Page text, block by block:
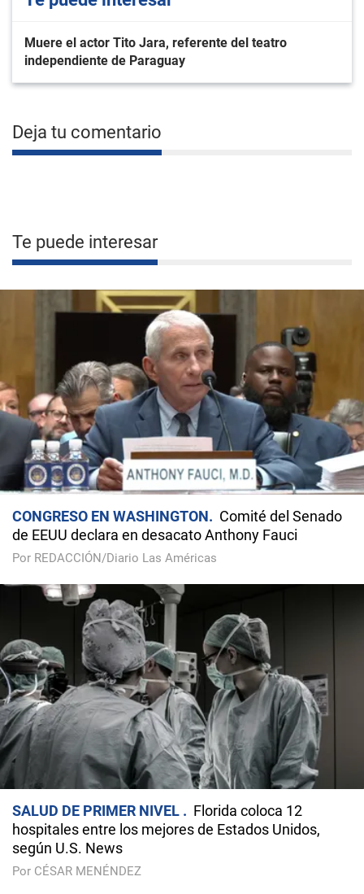
Muere el actor Tito Jara, referente del teatro
independiente de Paraguay
Deja tu comentario
Te puede interesar
CONGRESO EN WASHINGTON
Comité del Senado
de EEUU declara en desacato Anthony Fauci
Por REDACCIÓN/Diario Las Américas
SALUD DE PRIMER NIVEL
Florida coloca 12
hospitales entre los mejores de Estados Unidos,
según U.S. News
Por CÉSAR MENÉNDEZ